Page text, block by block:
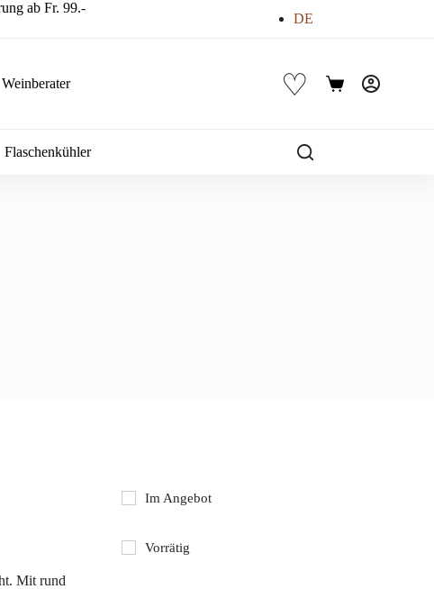
ab Fr. 99.-
DE
Weinberater ♡ Warenkorb
Flaschenkühler
Mit rund
Im Angebot
Vorrätig